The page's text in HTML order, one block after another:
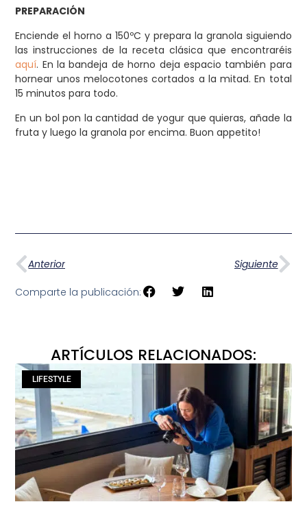
PREPARACIÓN
Enciende el horno a 150ºC y prepara la granola siguiendo
las instrucciones de la receta clásica que encontraréis
aquí. En la bandeja de horno deja espacio también para
hornear unos melocotones cortados a la mitad. En total
15 minutos para todo.
En un bol pon la cantidad de yogur que quieras, añade la
fruta y luego la granola por encima. Buon appetito!
Anterior Siguiente
Comparte la publicación:
ARTÍCULOS RELACIONADOS:
LIFESTYLE